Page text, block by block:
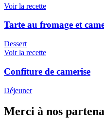
Voir la recette
Tarte au fromage et
Dessert
Voir la recette
Confiture de camerise
Déjeuner
Merci à nos